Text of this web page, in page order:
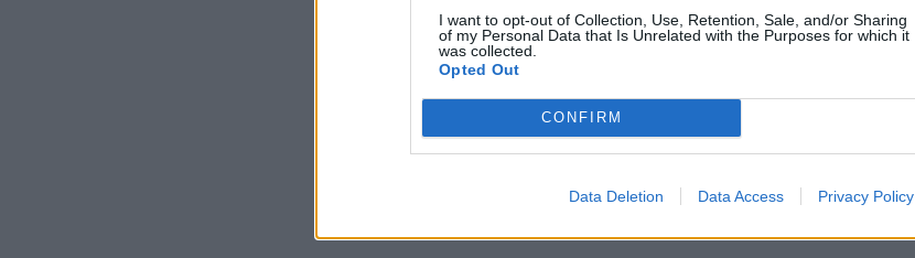
I want to opt-out of Collection, Use, Retention, Sale, and/or Sharing
of my Personal Data that Is Unrelated with the Purposes for which it
was collected.
Opted Out
CONFIRM
Data Deletion Data Access Privacy Policy